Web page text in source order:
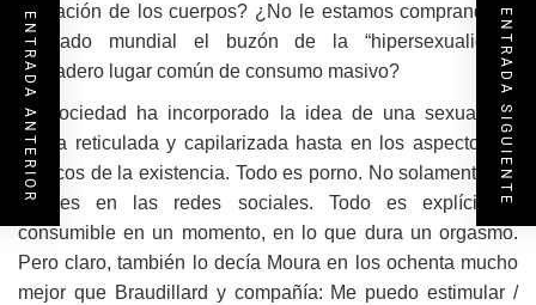
liberación de los cuerpos? ¿No le estamos comprando al
mercado mundial el buzón de la “hipersexualidad”,
verdadero lugar común de consumo masivo?
La sociedad ha incorporado la idea de una sexualidad
ahora reticulada y capilarizada hasta en los aspectos no
eróticos de la existencia. Todo es porno. No solamente los
perfiles en las redes sociales. Todo es explícito y
consumible en un momento, en lo que dura un orgasmo.
Pero claro, también lo decía Moura en los ochenta mucho
mejor que Braudillard y compañía: Me puedo estimular /
ENTRADA ANTERIOR ENTRADA SIGUIENTE